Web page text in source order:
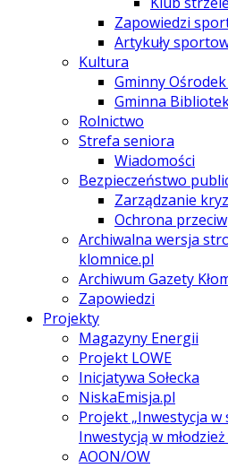
Zapowiedzi
Artykuły
Kultura
Gminny
Gminna
Rolnictwo
Strefa seniora
Wiadomości
Bezpieczeństwo
Zarządzanie
Ochrona
Archiwalna wersja
klomnice.pl
Archiwum Gazety
Zapowiedzi
Projekty
Magazyny Energii
Projekt LOWE
Inicjatywa Sołecka
NiskaEmisja.pl
Projekt „Inwestycja w
Inwestycją w młodzież
AOON/OW